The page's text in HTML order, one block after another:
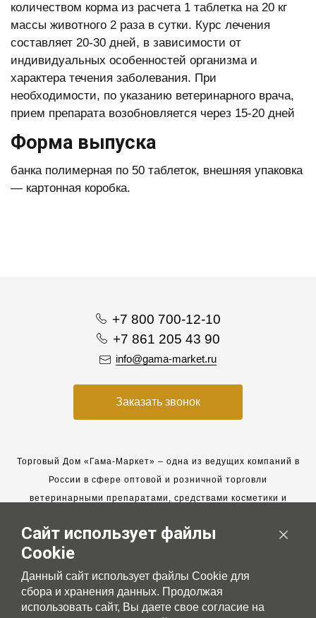
количеством корма из расчета 1 таблетка на 20 кг
массы животного 2 раза в сутки. Курс лечения
составляет 20-30 дней, в зависимости от
индивидуальных особенностей организма и
характера течения заболевания. При
необходимости, по указанию ветеринарного врача,
прием препарата возобновляется через 15-20 дней
Форма выпуска
банка полимерная по 50 таблеток, внешняя упаковка
— картонная коробка.
+7 800 700-12-10
+7 861 205 43 90
info@gama-market.ru
Заказать звонок
Торговый Дом «Гама-Маркет» – одна из ведущих компаний в
России в сфере оптовой и розничной торговли
ветеринарными препаратами, средствами косметики и
Мы работаем с 2005 года. Мы приглашаем к сотрудничеству
новых клиентов и всегда рассчитываем на взаимовыгодные,
долгосрочные партнерские отношения.
Сайт использует файлы
Cookie
Данный сайт использует файлы Cookie для
сбора и хранения данных. Продолжая
использовать сайт, Вы даете свое согласие на